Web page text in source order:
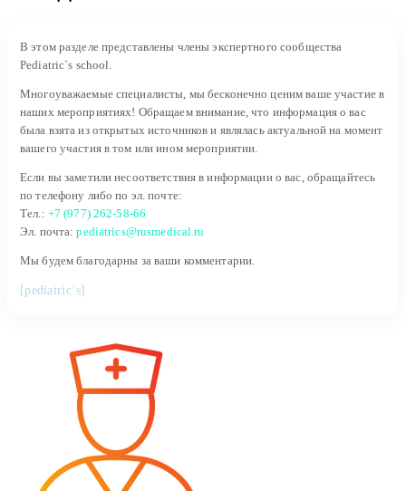
В этом разделе представлены члены экспертного сообщества
Pediatric`s school.
Многоуважаемые специалисты, мы бесконечно ценим ваше участие в
наших мероприятиях! Обращаем внимание, что информация о вас
была взята из открытых источников и являлась актуальной на момент
вашего участия в том или ином мероприятии.
Если вы заметили несоответствия в информации о вас, обращайтесь
по телефону либо по эл. почте:
Тел.: +7 (977) 262-58-66
Эл. почта:pediatrics@rusmedical.ru
Мы будем благодарны за ваши комментарии.
[pediatric`s]